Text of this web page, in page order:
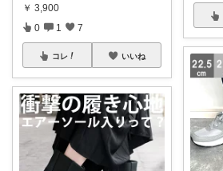
￥ 3,900
0 1 7
コレ いいね